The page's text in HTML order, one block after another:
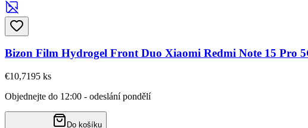
Bizon Film Hydrogel Front Duo Xiaomi Redmi Note 15 Pro
€10,7195 ks
Objednejte do 12:00 - odeslání pondělí
Do košíku